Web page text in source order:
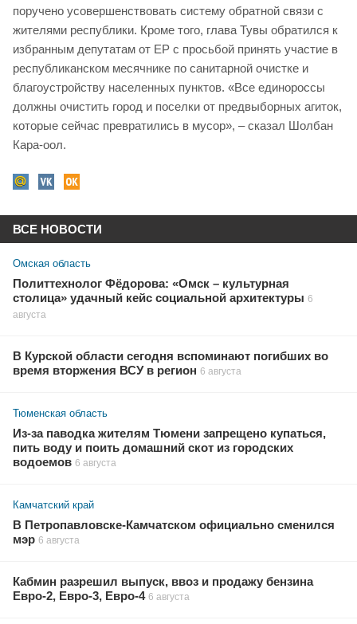
поручено усовершенствовать систему обратной связи с
жителями республики. Кроме того, глава Тувы обратился к
избранным депутатам от ЕР с просьбой принять участие в
республиканском месячнике по санитарной очистке и
благоустройству населенных пунктов. «Все единороссы
должны очистить город и поселки от предвыборных агиток,
которые сейчас превратились в мусор», – сказал Шолбан
Кара-оол.
ВСЕ НОВОСТИ
Омская область
Политтехнолог Фёдорова: «Омск – культурная
столица» удачный кейс социальной архитектуры 6
августа
В Курской области сегодня вспоминают погибших во
время вторжения ВСУ в регион 6 августа
Тюменская область
Из-за паводка жителям Тюмени запрещено купаться,
пить воду и поить домашний скот из городских
водоемов 6 августа
Камчатский край
В Петропавловске-Камчатском официально сменился
мэр 6 августа
Кабмин разрешил выпуск, ввоз и продажу бензина
Евро-2, Евро-3, Евро-4 6 августа